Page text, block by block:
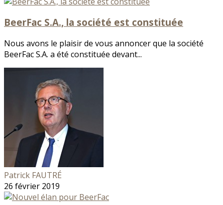
BeerFac S.A., la société est constituée
Nous avons le plaisir de vous annoncer que la société
BeerFac S.A. a été constituée devant...
Patrick FAUTRÉ
26 février 2019